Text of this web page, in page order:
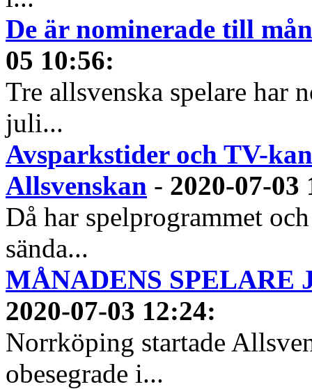
De är nominerade till
05 10:56:
Tre allsvenska spelare har
juli...
Avsparkstider och TV-
Allsvenskan - 2020-07-03
Då har spelprogrammet
sända...
MÅNADENS SPELARE
2020-07-03 12:24:
Norrköping startade
obesegrade i...